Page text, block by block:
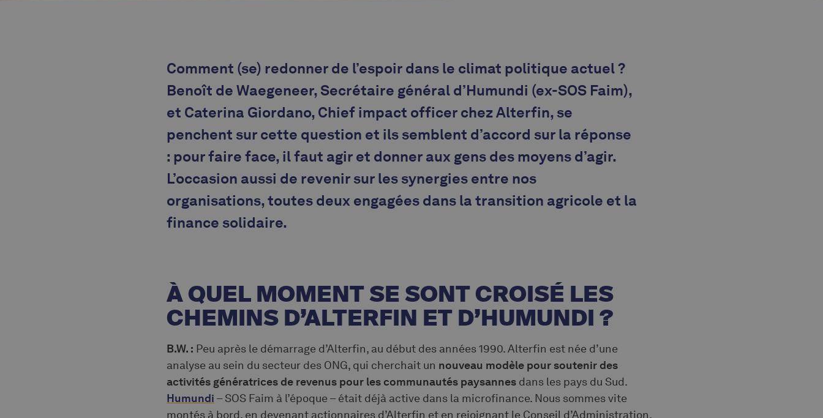
Comment (se) redonner de l’espoir dans le climat politique actuel ?
Benoît de Waegeneer, Secrétaire général d’Humundi (ex-SOS Faim),
et Caterina Giordano, Chief impact officer chez Alterfin, se
penchent sur cette question et ils semblent d’accord sur la réponse
: pour faire face, il faut agir et donner aux gens des moyens d’agir.
L’occasion aussi de revenir sur les synergies entre nos
organisations, toutes deux engagées dans la transition agricole et la
finance solidaire.
À QUEL MOMENT SE SONT CROISÉ LES
CHEMINS D’ALTERFIN ET D’HUMUNDI ?
B.W. : Peu après le démarrage d’Alterfin, au début des années 1990. Alterfin est née d’une
analyse au sein du secteur des ONG, qui cherchait un nouveau modèle pour soutenir des
activités génératrices de revenus pour les communautés paysannes dans les pays du Sud.
Humundi – SOS Faim à l’époque – était déjà active dans la microfinance. Nous sommes vite
montés à bord, en devenant actionnaires d’Alterfin et en rejoignant le Conseil d’Administration.